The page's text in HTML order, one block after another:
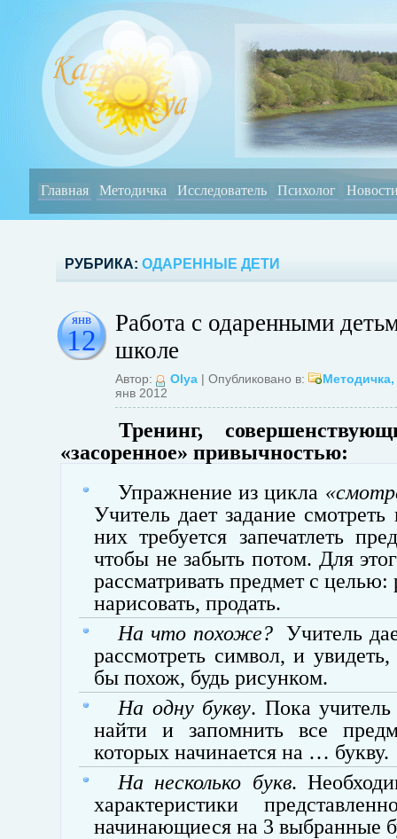
Главная Методичка Исследователь Психолог
РУБРИКА: ОДАРЕННЫЕ ДЕТИ
янв
12
Работа с одаренными
школе
Автор: Olya | Опубликовано в: Методичка,
янв 2012
Тренинг,
«засоренное» привычностью:
Упражнение из цикла
Учитель дает задание
них требуется запечатлеть
чтобы не забыть потом. Для
рассматривать предмет с целью:
нарисовать, продать.
На что похоже?Учитель
рассмотреть символ, и
бы похож, будь рисунком.
На одну букву. Пока
найти и запомнить все
которых начинается на … букву.
На несколько букв.
характеристики
начинающиеся на 3 выбранные